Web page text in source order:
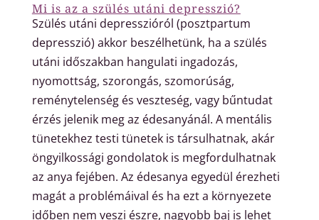
Mi is az a szülés utáni depresszió?
Szülés utáni depresszióról (posztpartum
depresszió) akkor beszélhetünk, ha a szülés
utáni időszakban hangulati ingadozás,
nyomottság, szorongás, szomorúság,
reménytelenség és veszteség, vagy bűntudat
érzés jelenik meg az édesanyánál. A mentális
tünetekhez testi tünetek is társulhatnak, akár
öngyilkossági gondolatok is megfordulhatnak
az anya fejében. Az édesanya egyedül érezheti
magát a problémáival és ha ezt a környezete
időben nem veszi észre, nagyobb baj is lehet